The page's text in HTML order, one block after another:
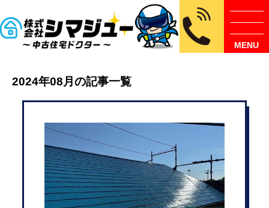
MENU
2024年08月の記事一覧